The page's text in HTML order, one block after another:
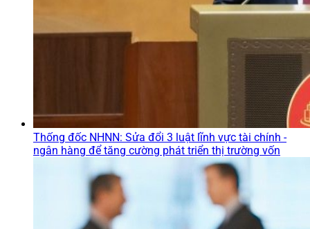
Thống đốc NHNN: Sửa đổi 3 luật lĩnh vực tài chính -
ngân hàng để tăng cường phát triển thị trường vốn